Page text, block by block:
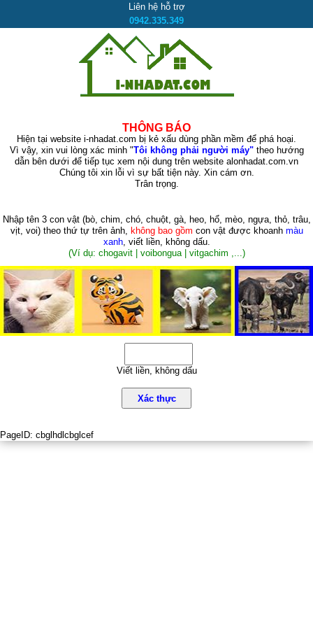
Liên hệ hỗ trợ
0942.335.349
THÔNG BÁO
Hiện tại website i-nhadat.com bị kẻ xấu dùng phần mềm để phá hoại.
Vì vậy, xin vui lòng xác minh "Tôi không phải người máy"theo hướng
dẫn bên dưới để tiếp tục xem nội dung trên website alonhadat.com.vn
Chúng tôi xin lỗi vì sự bất tiện này. Xin cám ơn.
Trân trọng.
Nhập tên 3 con vật (bò, chim, chó, chuột, gà, heo, hổ, mèo, ngựa, thỏ, trâu,
vịt, voi)theo thứ tự trên ảnh, không bao gồm con vật được khoanh màu
xanh, viết liền, không dấu.
(Ví dụ: chogavit | voibongua | vitgachim ,...)
Viết liền, không dấu
Xác thực
PageID: cbglhdlcbglcef